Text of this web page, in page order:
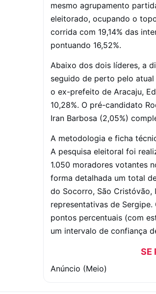
mesmo agrupamento
eleitorado, ocupando o
corrida com 19,14% das
pontuando 16,52%.
Abaixo dos dois líderes, a
seguido de perto pelo atual
o ex-prefeito de Aracaju,
10,28%. O pré-candidato
Iran Barbosa (2,05%)
A metodologia e ficha
A pesquisa eleitoral foi
1.050 moradores votantes
forma detalhada um total
do Socorro, São Cristóvão,
representativas de
pontos percentuais (com
um intervalo de confiança
SE
Anúncio (Meio)